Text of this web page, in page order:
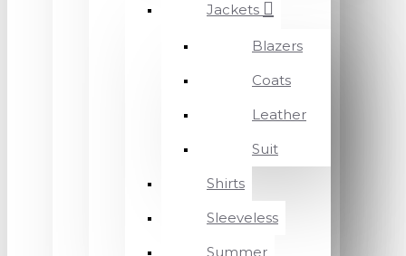
Jackets
Blazers
Coats
Leather
Suit
Shirts
Sleeveless
Summer